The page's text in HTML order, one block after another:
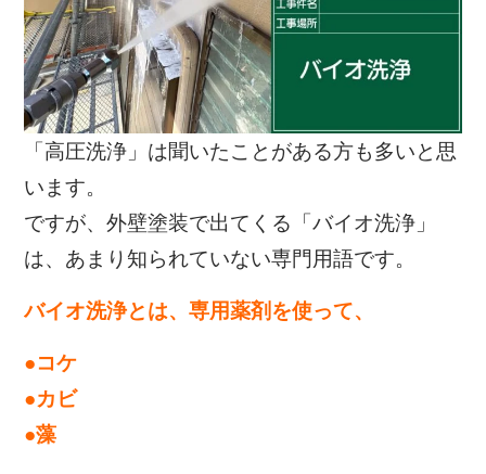
「高圧洗浄」は聞いたことがある方も多いと思
います。
ですが、外壁塗装で出てくる「バイオ洗浄」
は、あまり知られていない専門用語です。
バイオ洗浄とは、専用薬剤を使って、
●コケ
●カビ
●藻